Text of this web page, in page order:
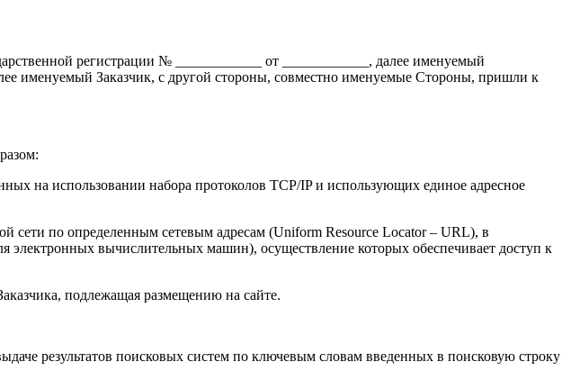
регистрации № ____________ от ____________, далее именуемый
именуемый Заказчик, с другой стороны, совместно именуемые Стороны, пришли к
на использовании набора протоколов TCP/IP и использующих единое адресное
сети по определенным сетевым адресам (Uniform Resource Locator – URL), в
вычислительных машин), осуществление которых обеспечивает доступ к
подлежащая размещению на сайте.
результатов поисковых систем по ключевым словам введенных в поисковую строку